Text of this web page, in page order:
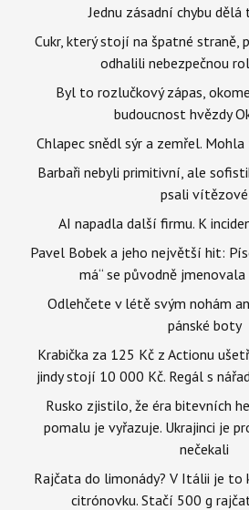
Jednu zásadní chybu dělá
Cukr, který stojí na špatné straně,
odhalili nebezpečnou
Byl to rozlučkový zápas,
budoucnost hvězdy
Chlapec snědl sýr a zemřel.
Barbaři nebyli primitivní, ale
psali vítězové
AI napadla další firmu. K
Pavel Bobek a jeho největší hit:
má“ se původně jmenovala
Odlehčete v létě svým nohám
pánské boty
Krabička za 125 Kč z Actionu
jindy stojí 10 000 Kč. Regál s
Rusko zjistilo, že éra bitevních
pomalu je vyřazuje. Ukrajinci je
nečekali
Rajčata do limonády? V Itálii je to
citrónovku. Stačí 500 g